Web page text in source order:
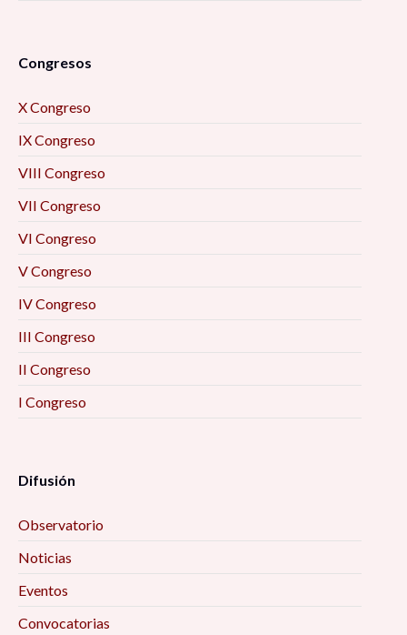
Congresos
X Congreso
IX Congreso
VIII Congreso
VII Congreso
VI Congreso
V Congreso
IV Congreso
III Congreso
II Congreso
I Congreso
Difusión
Observatorio
Noticias
Eventos
Convocatorias